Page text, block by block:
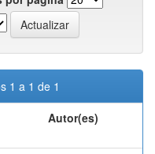
1 a 1 de 1
Autor(es)